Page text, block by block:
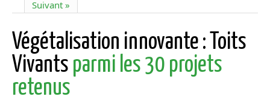
Suivant »
Végétalisation innovante : Toits
Vivants parmi les 30 projets
retenus